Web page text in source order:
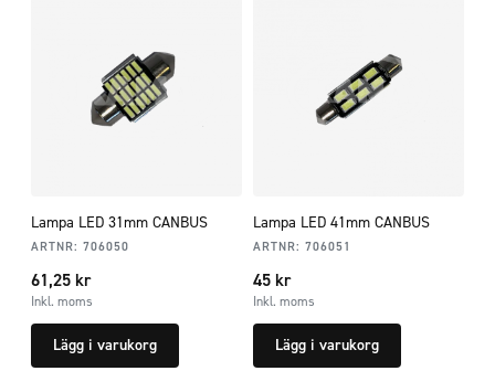
Lampa LED 31mm CANBUS
ARTNR: 706050
61,25 kr
Inkl. moms
Lägg i varukorg
Lampa LED 41mm CANBUS
ARTNR: 706051
45 kr
Inkl. moms
Lägg i varukorg